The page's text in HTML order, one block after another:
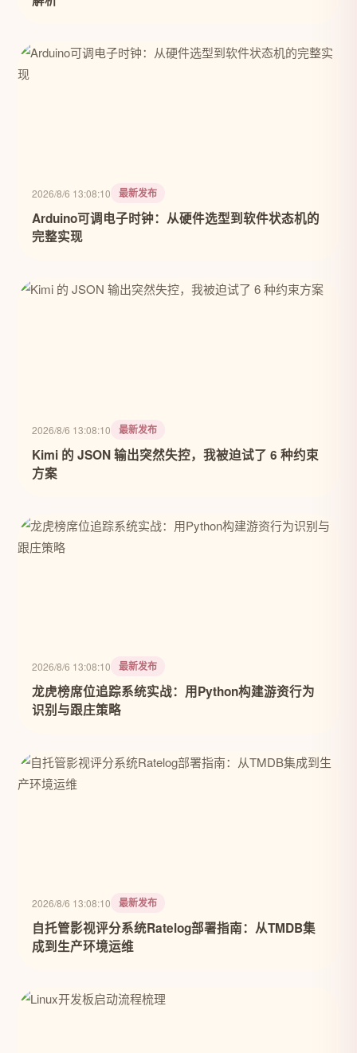
2026/8/6 13:08:10 最新发布
Arduino可调电子时钟：从硬件选型到软件状态机的
完整实现
2026/8/6 13:08:10 最新发布
Kimi 的 JSON 输出突然失控，我被迫试了 6 种约束
方案
2026/8/6 13:08:10 最新发布
龙虎榜席位追踪系统实战：用Python构建游资行为
识别与跟庄策略
2026/8/6 13:08:10 最新发布
自托管影视评分系统Ratelog部署指南：从TMDB集
成到生产环境运维